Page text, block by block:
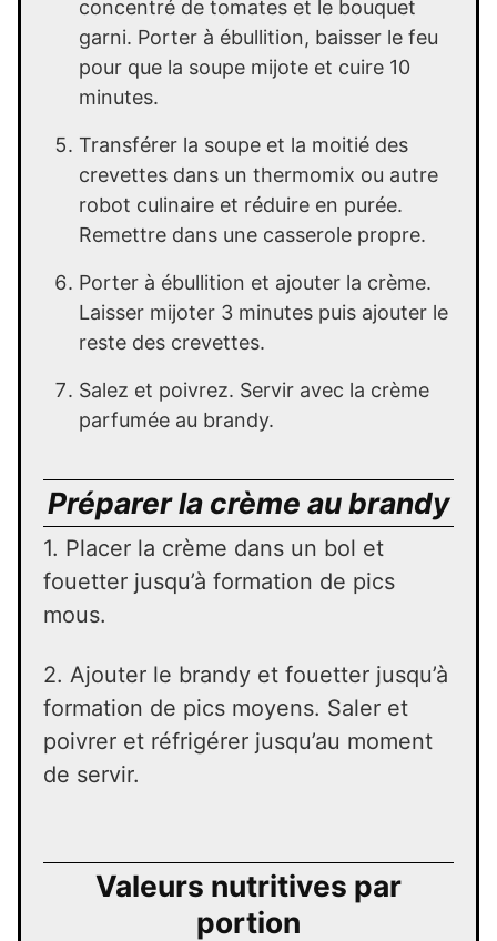
concentré de tomates et le bouquet
garni. Porter à ébullition, baisser le feu
pour que la soupe mijote et cuire 10
minutes.
Transférer la soupe et la moitié des
crevettes dans un thermomix ou autre
robot culinaire et réduire en purée.
Remettre dans une casserole propre.
Porter à ébullition et ajouter la crème.
Laisser mijoter 3 minutes puis ajouter le
reste des crevettes.
Salez et poivrez. Servir avec la crème
parfumée au brandy.
Préparer la crème au brandy
1. Placer la crème dans un bol et
fouetter jusqu’à formation de pics
mous.
2. Ajouter le brandy et fouetter jusqu’à
formation de pics moyens. Saler et
poivrer et réfrigérer jusqu’au moment
de servir.
Valeurs nutritives par
portion